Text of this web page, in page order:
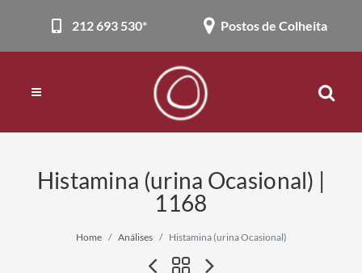
212 693 530* Postos de Colheita
Histamina (urina Ocasional) |
1168
Home Análises Histamina (urina Ocasional)